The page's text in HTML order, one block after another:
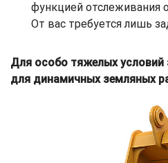
функцией отслеживания
От вас требуется лишь
Для особо тяжелых условий
для динамичных земляных